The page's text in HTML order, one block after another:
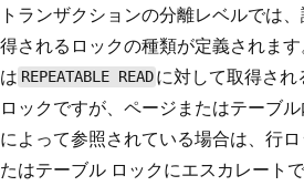
トランザクションの分離レベルでは
得されるロックの種類が定義されます
は REPEATABLE READ に対して取得さ
ロックですが、ページまたはテーブ
によって参照されている場合は、行
たはテーブル ロックにエスカレート